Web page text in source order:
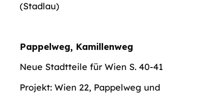
(Stadlau)
Pappelweg, Kamillenweg
Neue Stadtteile für Wien S. 40-41
Projekt: Wien 22, Pappelweg und